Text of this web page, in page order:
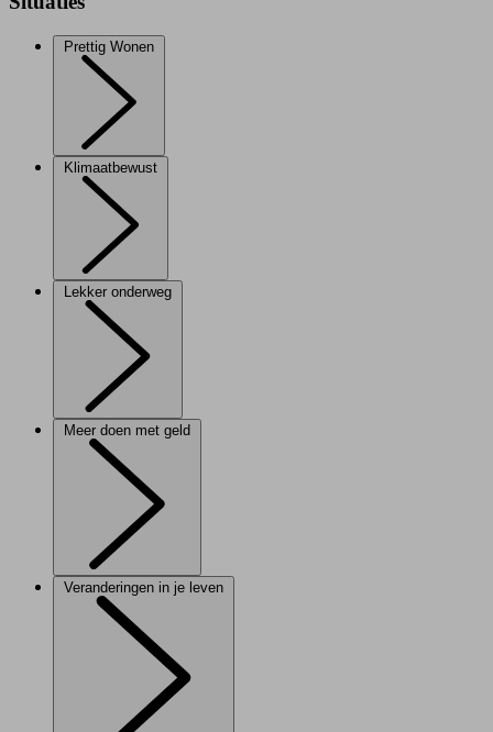
Prettig Wonen
Klimaatbewust
Lekker onderweg
Meer doen met geld
Veranderingen in je leven